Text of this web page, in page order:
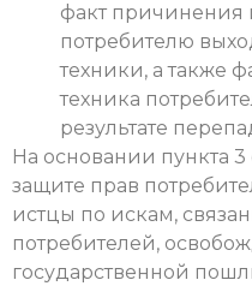
факт причинения
потребителю
техники, а также
техника
результате
На основании пункта 3
защите прав
истцы по искам,
потребителей,
государственной